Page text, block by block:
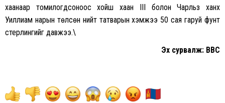
хаанаар томилогдсоноос хойш хаан III болон Чарльз ханхүү
Уиллиам нарын төлсөн нийт татварын хэмжээ 50 сая гаруй фунт
стерлингийг давжээ.\
Эх сурвалж: BBC